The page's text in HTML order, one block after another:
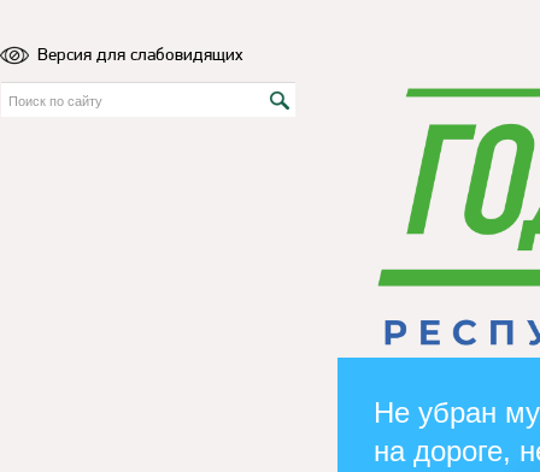
Версия для слабовидящих
Не убран
на дороге,